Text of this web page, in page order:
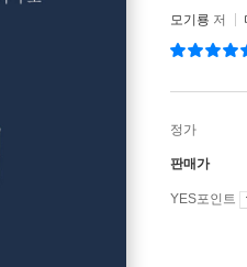
모기룡 저
정가
판매가
YES포인트